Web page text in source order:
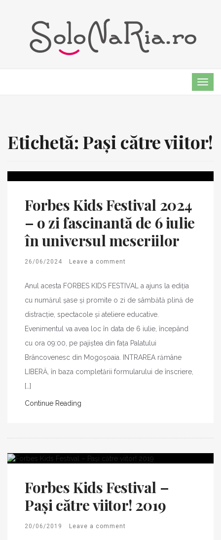
Etichetă: Pași către viitor!
Forbes Kids Festival 2024
– o zi fascinantă de 6 iulie
în universul meseriilor
26/06/2024 Leave a comment
Anul acesta FORBES KIDS FESTIVAL a ajuns la ediția
cu numărul șase și promite o zi de sâmbătă plină de
distracție, spectacole și ateliere educative.
Evenimentul va avea loc în data de 6 iulie, începând
cu ora 09:00, pe pajiștea din fața Palatului
Brâncovenesc din Mogoșoaia. INTRAREA rămâne
LIBERĂ, în baza completării formularului de înscriere,
[…]
Continue Reading
Forbes Kids Festival –
Pași către viitor! 2019
20/06/2019 Leave a comment